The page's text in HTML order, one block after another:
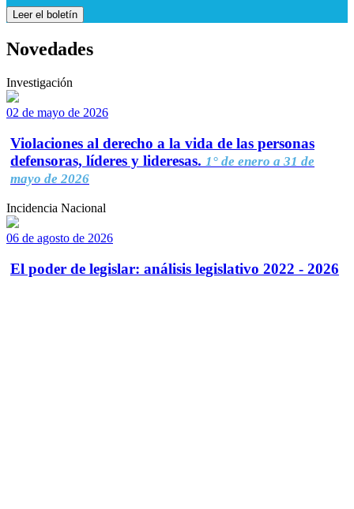
Leer el boletín
Novedades
Investigación
02 de mayo de 2026
Violaciones al derecho a la vida de las personas
defensoras, líderes y lideresas. 1° de enero a 31 de
mayo de 2026
Incidencia Nacional
06 de agosto de 2026
El poder de legislar: análisis legislativo 2022 - 2026